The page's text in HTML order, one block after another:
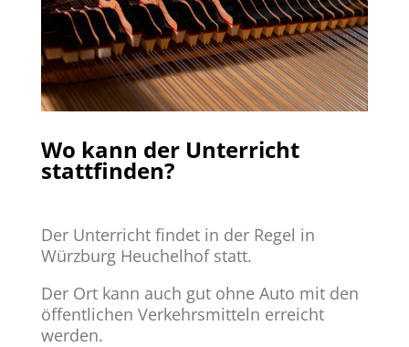
Wo kann der Unterricht
stattfinden?
Der Unterricht findet in der Regel in
Würzburg Heuchelhof statt.
Der Ort kann auch gut ohne Auto mit den
öffentlichen Verkehrsmitteln erreicht
werden.